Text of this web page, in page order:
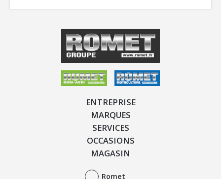
ENTREPRISE
MARQUES
SERVICES
OCCASIONS
MAGASIN
Romet